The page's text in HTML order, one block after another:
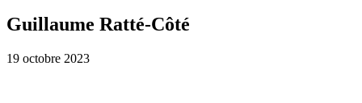
Guillaume Ratté-Côté
19 octobre 2023